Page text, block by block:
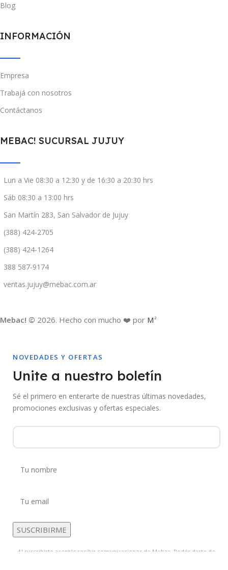
Blog
INFORMACIÓN
Empresa
Trabajá con nosotros
Contáctanos
MEBAC! SUCURSAL JUJUY
Lun a Vie 08:30 a 12:30 y de 16:30 a 20:30 hrs
Sáb 08:30 a 13:00 hrs
San Martín 283, San Salvador de Jujuy
(388) 424-2705
(388) 424-1264
388 587-9174
ventas.jujuy@mebac.com.ar
Mebac! © 2026. Hecho con mucho ❤️ por M 2
NOVEDADES Y OFERTAS
Unite a nuestro boletín
Sé el primero en enterarte de nuestras últimas novedades,
promociones exclusivas y ofertas especiales.
Al suscribirte aceptás recibir comunicaciones de Mebac. Podés darte de